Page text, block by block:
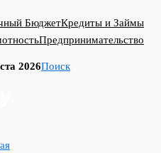
БюджетКредиты и Займы
Предпринимательство
2026Поиск